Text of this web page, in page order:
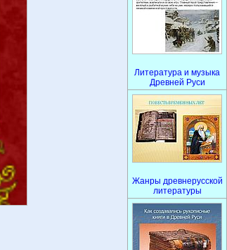
Литература и музыка
Древней Руси
Жанры древнерусской
литературы